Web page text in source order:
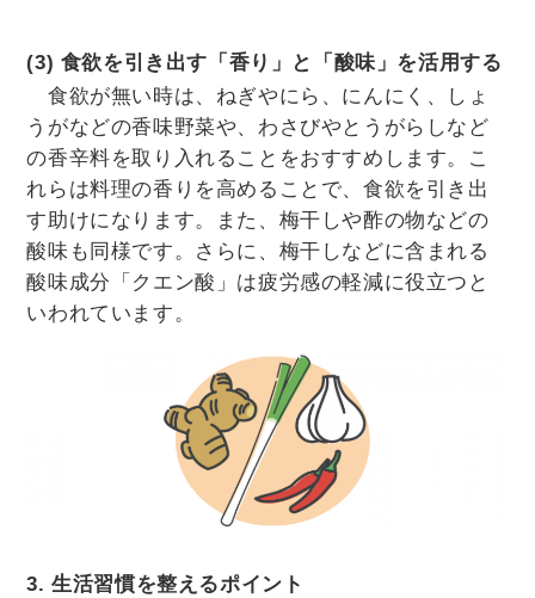
(3) 食欲を引き出す「香り」と「酸味」を活用する
食欲が無い時は、ねぎやにら、にんにく、しょ
うがなどの香味野菜や、わさびやとうがらしなど
の香辛料を取り入れることをおすすめします。こ
れらは料理の香りを高めることで、食欲を引き出
す助けになります。また、梅干しや酢の物などの
酸味も同様です。さらに、梅干しなどに含まれる
酸味成分「クエン酸」は疲労感の軽減に役立つと
いわれています。
3. 生活習慣を整えるポイント